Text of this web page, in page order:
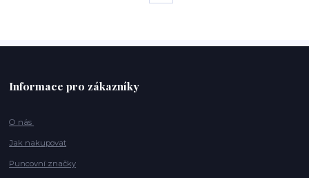
Informace pro zákazníky
O nás
Jak nakupovat
Puncovní značky